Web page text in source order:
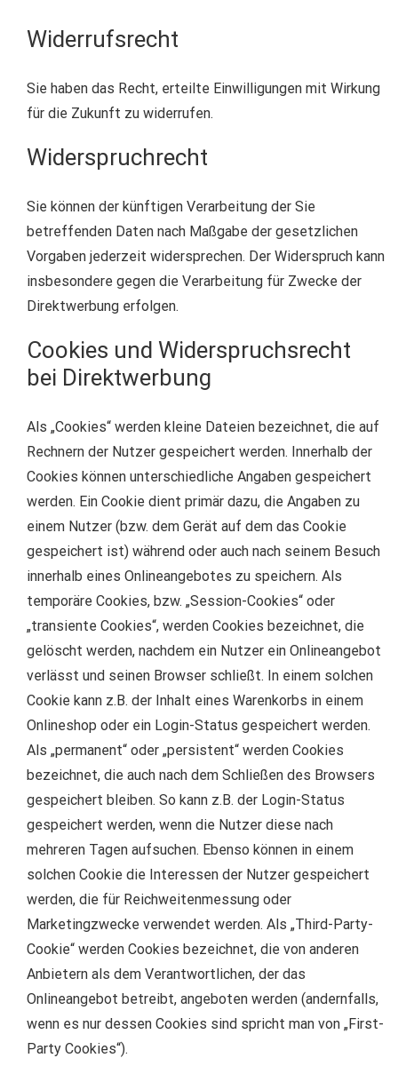
Widerrufsrecht
Sie haben das Recht, erteilte Einwilligungen mit Wirkung
für die Zukunft zu widerrufen.
Widerspruchrecht
Sie können der künftigen Verarbeitung der Sie
betreffenden Daten nach Maßgabe der gesetzlichen
Vorgaben jederzeit widersprechen. Der Widerspruch kann
insbesondere gegen die Verarbeitung für Zwecke der
Direktwerbung erfolgen.
Cookies und Widerspruchsrecht
bei Direktwerbung
Als „Cookies“ werden kleine Dateien bezeichnet, die auf
Rechnern der Nutzer gespeichert werden. Innerhalb der
Cookies können unterschiedliche Angaben gespeichert
werden. Ein Cookie dient primär dazu, die Angaben zu
einem Nutzer (bzw. dem Gerät auf dem das Cookie
gespeichert ist) während oder auch nach seinem Besuch
innerhalb eines Onlineangebotes zu speichern. Als
temporäre Cookies, bzw. „Session-Cookies“ oder
„transiente Cookies“, werden Cookies bezeichnet, die
gelöscht werden, nachdem ein Nutzer ein Onlineangebot
verlässt und seinen Browser schließt. In einem solchen
Cookie kann z.B. der Inhalt eines Warenkorbs in einem
Onlineshop oder ein Login-Status gespeichert werden.
Als „permanent“ oder „persistent“ werden Cookies
bezeichnet, die auch nach dem Schließen des Browsers
gespeichert bleiben. So kann z.B. der Login-Status
gespeichert werden, wenn die Nutzer diese nach
mehreren Tagen aufsuchen. Ebenso können in einem
solchen Cookie die Interessen der Nutzer gespeichert
werden, die für Reichweitenmessung oder
Marketingzwecke verwendet werden. Als „Third-Party-
Cookie“ werden Cookies bezeichnet, die von anderen
Anbietern als dem Verantwortlichen, der das
Onlineangebot betreibt, angeboten werden (andernfalls,
wenn es nur dessen Cookies sind spricht man von „First-
Party Cookies“).